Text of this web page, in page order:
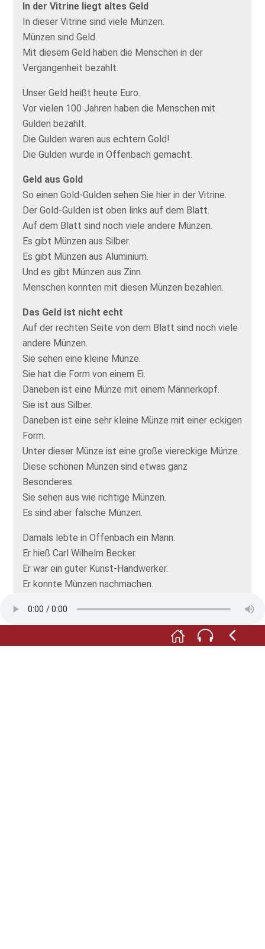
In der Vitrine liegt altes Geld
In dieser Vitrine sind viele Münzen.
Münzen sind Geld.
Mit diesem Geld haben die Menschen in der
Vergangenheit bezahlt.
Unser Geld heißt heute Euro.
Vor vielen 100 Jahren haben die Menschen mit
Gulden bezahlt.
Die Gulden waren aus echtem Gold!
Die Gulden wurde in Offenbach gemacht.
Geld aus Gold
So einen Gold-Gulden sehen Sie hier in der Vitrine.
Der Gold-Gulden ist oben links auf dem Blatt.
Auf dem Blatt sind noch viele andere Münzen.
Es gibt Münzen aus Silber.
Es gibt Münzen aus Aluminium.
Und es gibt Münzen aus Zinn.
Menschen konnten mit diesen Münzen bezahlen.
Das Geld ist nicht echt
Auf der rechten Seite von dem Blatt sind noch viele
andere Münzen.
Sie sehen eine kleine Münze.
Sie hat die Form von einem Ei.
Daneben ist eine Münze mit einem Männerkopf.
Sie ist aus Silber.
Daneben ist eine sehr kleine Münze mit einer eckigen
Form.
Unter dieser Münze ist eine große viereckige Münze.
Diese schönen Münzen sind etwas ganz
Besonderes.
Sie sehen aus wie richtige Münzen.
Es sind aber falsche Münzen.
Damals lebte in Offenbach ein Mann.
Er hieß Carl Wilhelm Becker.
Er war ein guter Kunst-Handwerker.
Er konnte Münzen nachmachen.
Aber es waren falsche Münzen.
Carl Wilhelm Becker war ein Münz-Fälscher.
Aber er musste dafürnichtins Gefängnis.